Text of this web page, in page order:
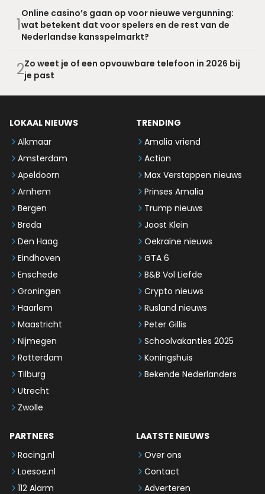
1
Online casino’s gaan op voor nieuwe vergunning:
wat betekent dat voor spelers en de rest van de
Nederlandse kansspelmarkt?
2Zo weet je of een opvouwbare telefoon in 2026 bij
je past
LOKAAL NIEUWS
Alkmaar
Amsterdam
Apeldoorn
Arnhem
Bergen
Breda
Den Haag
Eindhoven
Enschede
Groningen
Haarlem
Maastricht
Nijmegen
Rotterdam
Tilburg
Utrecht
Zwolle
TRENDING
Amalia vriend
Action
Max Verstappen nieuws
Prinses Amalia
Trump nieuws
Joost Klein
Oekraïne nieuws
GTA 6
B&B Vol Liefde
Crypto nieuws
Rusland nieuws
Peter Gillis
Schoolvakanties 2025
Koningshuis
Bekende Nederlanders
PARTNERS
Racing.nl
Loesoe.nl
112 Alarm
LAATSTE NIEUWS
Over ons
Contact
Adverteren